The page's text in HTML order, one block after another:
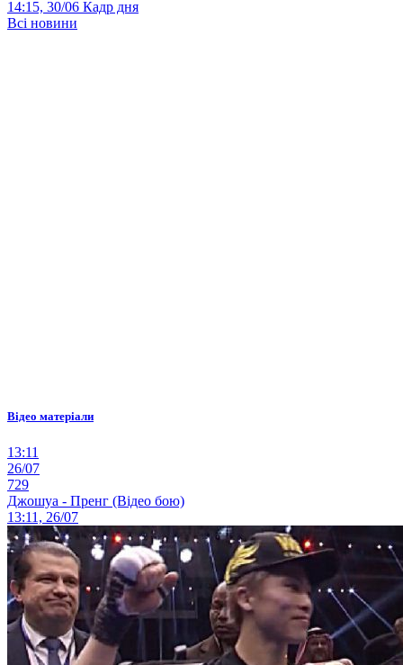
14:15, 30/06 Кадр дня
Всі новини
Відео матеріали
13:11
26/07
729
Джошуа - Пренг (Відео бою)
13:11, 26/07